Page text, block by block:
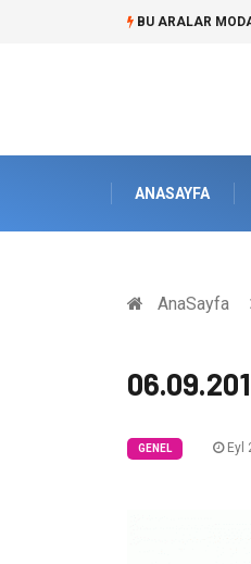
BU ARALAR
ANASAYFA
AnaSayfa
GENEL Eyl